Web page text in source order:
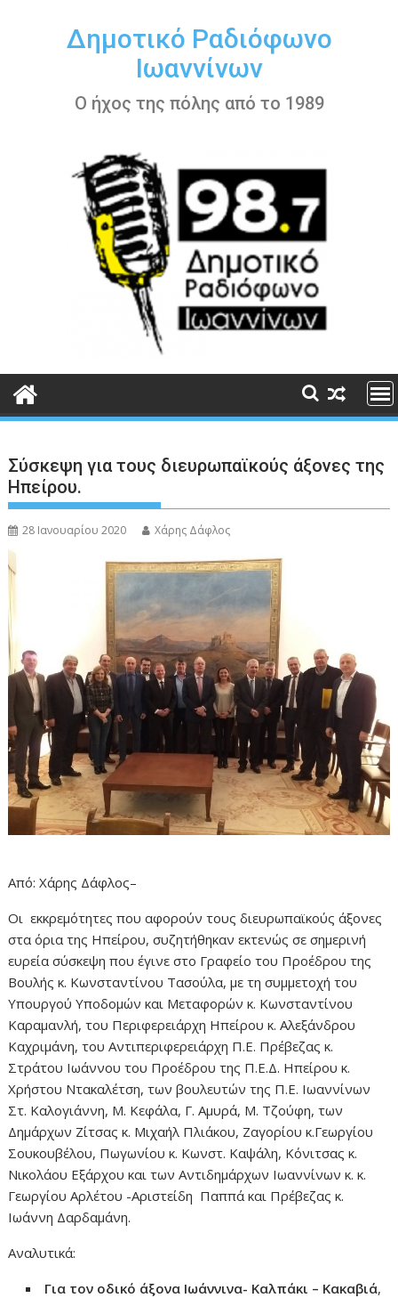
περιεχόμενοΔημοτικό Ραδιόφωνο
Ιωαννίνων
Ο ήχος της πόλης από το 1989
Σύσκεψη για τους διευρωπαϊκούς άξονες της
Ηπείρου.
28 Ιανουαρίου 2020 Χάρης Δάφλος
Από: Χάρης Δάφλος–
Οι εκκρεμότητες που αφορούν τους διευρωπαϊκούς άξονες
στα όρια της Ηπείρου, συζητήθηκαν εκτενώς σε σημερινή
ευρεία σύσκεψη που έγινε στο Γραφείο του Προέδρου της
Βουλής κ. Κωνσταντίνου Τασούλα, με τη συμμετοχή του
Υπουργού Υποδομών και Μεταφορών κ. Κωνσταντίνου
Καραμανλή, του Περιφερειάρχη Ηπείρου κ. Αλεξάνδρου
Καχριμάνη, του Αντιπεριφερειάρχη Π.Ε. Πρέβεζας κ.
Στράτου Ιωάννου του Προέδρου της Π.Ε.Δ. Ηπείρου κ.
Χρήστου Ντακαλέτση, των βουλευτών της Π.Ε. Ιωαννίνων
Στ. Καλογιάννη, Μ. Κεφάλα, Γ. Αμυρά, Μ. Τζούφη, των
Δημάρχων Ζίτσας κ. Μιχαήλ Πλιάκου, Ζαγορίου κ.Γεωργίου
Σουκουβέλου, Πωγωνίου κ. Κωνστ. Καψάλη, Κόνιτσας κ.
Νικολάου Εξάρχου και των Αντιδημάρχων Ιωαννίνων κ. κ.
Γεωργίου Αρλέτου -Αριστείδη Παππά και Πρέβεζας κ.
Ιωάννη Δαρδαμάνη.
Αναλυτικά:
Για τον οδικό άξονα Ιωάννινα- Καλπάκι – Κακαβιά,